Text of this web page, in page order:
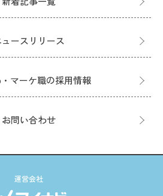
ュースリリース
マーケ職の採用情報
お問い合わせ
運営会社